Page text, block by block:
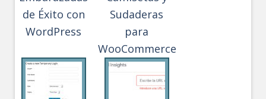
de Éxito con
WordPress
Sudaderas
para
WooCommerce